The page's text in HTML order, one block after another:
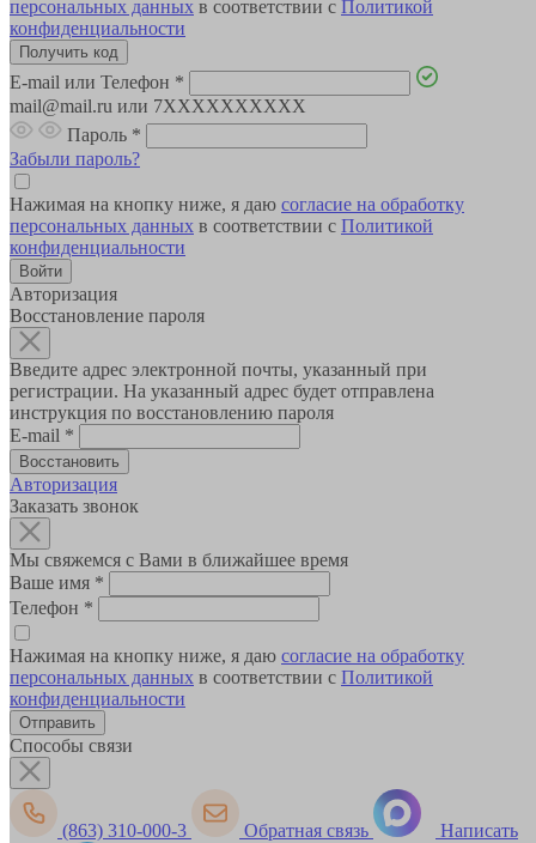
персональных данных в соответствии с Политикой
конфиденциальности
E-mail или Телефон *
mail@mail.ru или 7XXXXXXXXXX
Пароль *
Забыли пароль?
Нажимая на кнопку ниже, я даю согласие на обработку
персональных данных в соответствии с Политикой
конфиденциальности
Авторизация
Восстановление пароля
Введите адрес электронной почты, указанный при
регистрации. На указанный адрес будет отправлена
инструкция по восстановлению пароля
E-mail *
Авторизация
Заказать звонок
Мы свяжемся с Вами в ближайшее время
Ваше имя *
Телефон *
Нажимая на кнопку ниже, я даю согласие на обработку
персональных данных в соответствии с Политикой
конфиденциальности
Способы связи
(863) 310-000-3 Обратная связь Написать